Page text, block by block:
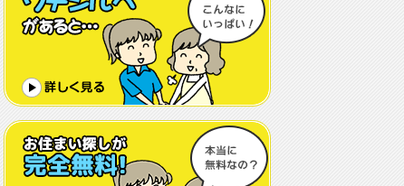
が完全無料の理由
無料相談の流れ
リット
盟について
老人ホームの種類が複雑でわからな
い・・
どんな人が入居しているの？
希望してもなかなか入れないのでは？
体調や病状が悪化しても最後まで住め
ますか？